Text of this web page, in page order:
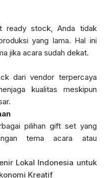
ready stock, Anda tidak
yang lama. Hal ini
jika acara sudah dekat.
dari vendor terpercaya
kualitas meskipun
pilihan gift set yang
tema acara atau
Lokal Indonesia untuk
Kreatif